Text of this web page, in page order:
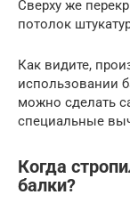
Сверху же
потолок
Как видите,
использовании
можно сделать
специальные
Когда
балки?